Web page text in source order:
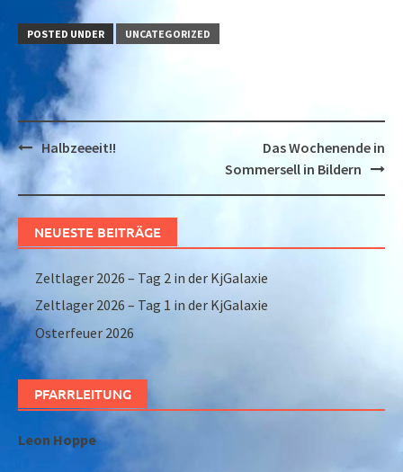
POSTED UNDER UNCATEGORIZED
Post
navigation
Halbzeeeit!!
Das Wochenende in
Sommersell in Bildern
NEUESTE BEITRÄGE
Zeltlager 2026 – Tag 2 in der KjGalaxie
Zeltlager 2026 – Tag 1 in der KjGalaxie
Osterfeuer 2026
PFARRLEITUNG
Leon Hoppe